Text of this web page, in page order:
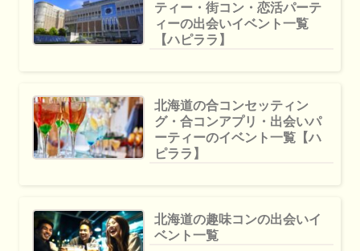
ティー・街コン・恋活パーテ
ィーの出会いイベント一覧
【ハピララ】
北海道の合コンセッティン
グ・合コンアプリ・出会いパ
ーティーのイベント一覧【ハ
ピララ】
北海道の趣味コンの出会いイ
ベント一覧